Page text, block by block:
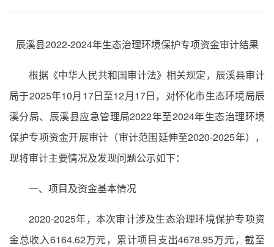
辰溪县2022-2024年生态治理环境保护专项资金审计结果
根据《中华人民共和国审计法》相关规定，辰溪县审计
局于2025年10月17日至12月17日，对怀化市生态环境局辰
溪分局、辰溪县应急管理局2022年至2024年生态治理环境
保护专项资金开展审计（审计范围延伸至2020-2025年），
现将审计主要情况及发现问题公示如下：
一、项目及资金基本情况
2020-2025年，本次审计涉及生态治理环境保护专项资
金总收入6164.62万元，累计项目支出4678.95万元，截至